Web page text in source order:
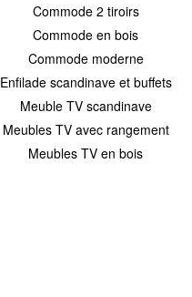
Commode 2 tiroirs
Commode en bois
Commode moderne
Enfilade scandinave et buffets
Meuble TV scandinave
Meubles TV avec rangement
Meubles TV en bois